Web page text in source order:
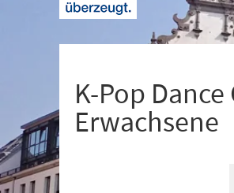
K-Pop
Erwachsene